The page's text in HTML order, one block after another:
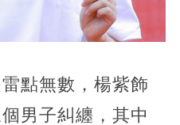
點無數，楊紫飾
男子糾纏，其中